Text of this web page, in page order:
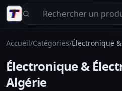
Aller au contenu principal
Accueil/Catégories/Électronique
Électronique &
Algérie